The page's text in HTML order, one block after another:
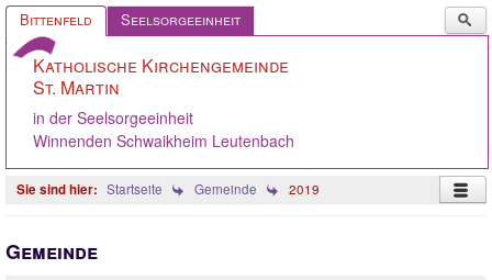
Bittenfeld Seelsorgeeinheit
...
Katholische Kirchengemeinde
St. Martin
in der Seelsorgeeinheit
Winnenden Schwaikheim Leutenbach
Startseite Gemeinde 2019
Gemeinde